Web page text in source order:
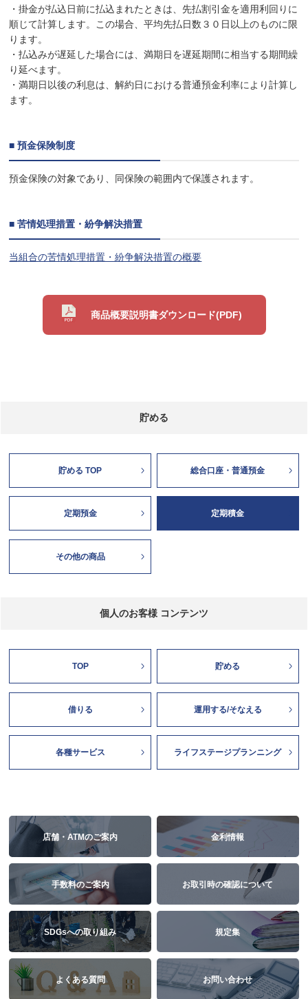
・掛金が払込日前に払込まれたときは、先払割引金を適用利回りに
順じて計算します。この場合、平均先払日数３０日以上のものに限
ります。
・払込みが遅延した場合には、満期日を遅延期間に相当する期間繰
り延べます。
・満期日以後の利息は、解約日における普通預金利率により計算し
ます。
■ 預金保険制度
預金保険の対象であり、同保険の範囲内で保護されます。
■ 苦情処理措置・紛争解決措置
当組合の苦情処理措置・紛争解決措置の概要
商品概要説明書ダウンロード(PDF)
貯める
貯める TOP 総合口座・普通預金
定期預金 定期積金
その他の商品
個人のお客様 コンテンツ
TOP 貯める
借りる 運用する/そなえる
各種サービス ライフステージプランニング
店舗・ATMのご案内 金利情報
手数料のご案内 お取引時の確認について
SDGsへの取り組み 規定集
よくある質問 お問い合わせ